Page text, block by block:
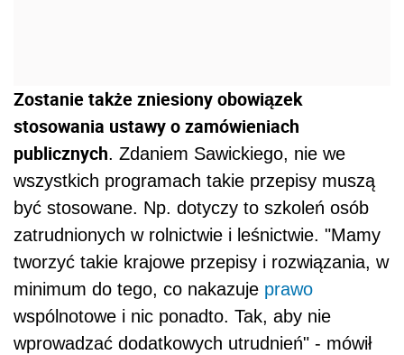
Zostanie także zniesiony obowiązek
stosowania ustawy o zamówieniach
publicznych. Zdaniem Sawickiego, nie we
wszystkich programach takie przepisy muszą
być stosowane. Np. dotyczy to szkoleń osób
zatrudnionych w rolnictwie i leśnictwie. "Mamy
tworzyć takie krajowe przepisy i rozwiązania, w
minimum do tego, co nakazuje prawo
wspólnotowe i nic ponadto. Tak, aby nie
wprowadzać dodatkowych utrudnień" - mówił